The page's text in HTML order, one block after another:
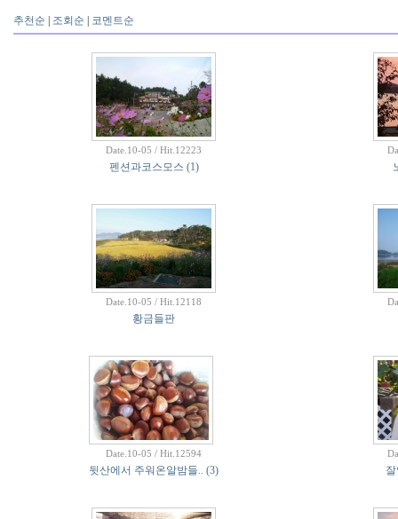
추천순 조회순 코멘트순
Date.10-05 / Hit.12223
펜션과코스모스 (1)
Date.10-05 / Hit.12118
황금들판
Date.10-05 / Hit.12594
뒷산에서 주워온알밤들.. (3)